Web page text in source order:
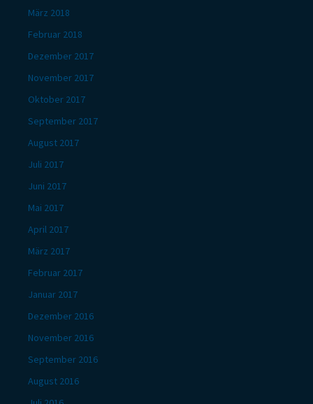
März 2018
Februar 2018
Dezember 2017
November 2017
Oktober 2017
September 2017
August 2017
Juli 2017
Juni 2017
Mai 2017
April 2017
März 2017
Februar 2017
Januar 2017
Dezember 2016
November 2016
September 2016
August 2016